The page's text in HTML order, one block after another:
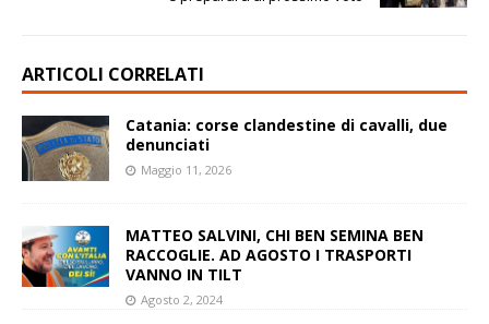
ARTICOLI CORRELATI
Catania: corse clandestine di cavalli, due
denunciati
Maggio 11, 2026
MATTEO SALVINI, CHI BEN SEMINA BEN
RACCOGLIE. AD AGOSTO I TRASPORTI
VANNO IN TILT
Agosto 2, 2024